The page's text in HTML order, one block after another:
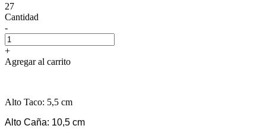
27
Cantidad
-
+
Agregar al carrito
Alto Taco: 5,5 cm
Alto Caña: 10,5 cm